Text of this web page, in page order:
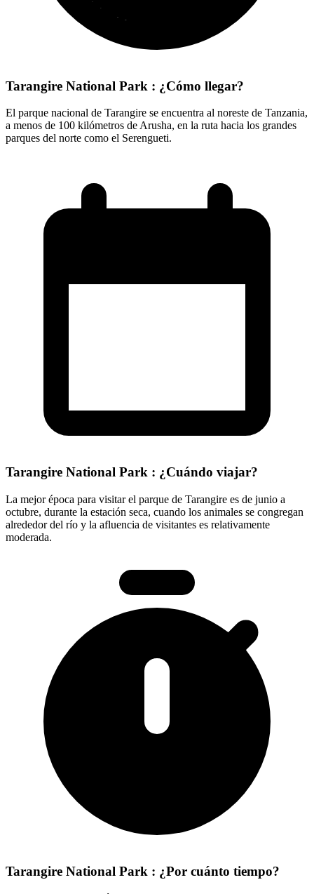
Tarangire National Park : ¿Cómo llegar?
El parque nacional de Tarangire se encuentra al noreste de Tanzania,
a menos de 100 kilómetros de Arusha, en la ruta hacia los grandes
parques del norte como el Serengueti.
Tarangire National Park : ¿Cuándo viajar?
La mejor época para visitar el parque de Tarangire es de junio a
octubre, durante la estación seca, cuando los animales se congregan
alrededor del río y la afluencia de visitantes es relativamente
moderada.
Tarangire National Park : ¿Por cuánto tiempo?